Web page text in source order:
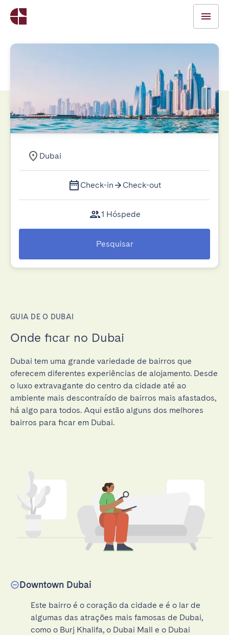
Dubai
Check-in Check-out
1 Hóspede
Pesquisar
GUIA DE O DUBAI
Onde ficar no Dubai
Dubai tem uma grande variedade de bairros que
oferecem diferentes experiências de alojamento. Desde
o luxo extravagante do centro da cidade até ao
ambiente mais descontraído de bairros mais afastados,
há algo para todos. Aqui estão alguns dos melhores
bairros para ficar em Dubai.
Downtown Dubai
Este bairro é o coração da cidade e é o lar de
algumas das atrações mais famosas de Dubai,
como o Burj Khalifa, o Dubai Mall e o Dubai